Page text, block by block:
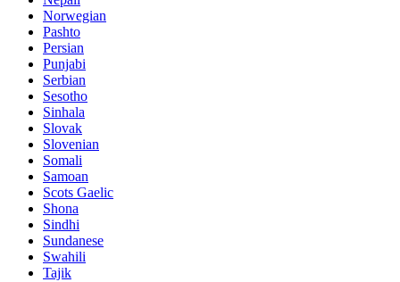
Norwegian
Pashto
Persian
Punjabi
Serbian
Sesotho
Sinhala
Slovak
Slovenian
Somali
Samoan
Scots Gaelic
Shona
Sindhi
Sundanese
Swahili
Tajik